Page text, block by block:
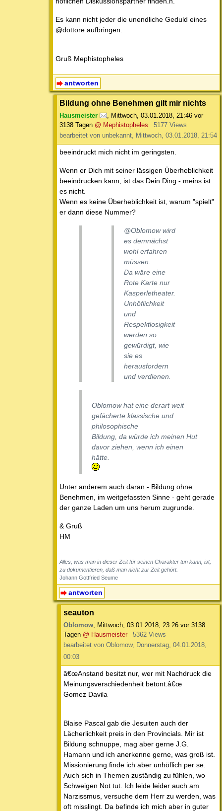
Es kann nicht jeder die unendliche Geduld eines
@dottore aufbringen.
Gruß Mephistopheles
antworten
Bildung ohne Benehmen gilt mir nichts
Hausmeister , Mittwoch, 03.01.2018, 21:46 vor
3138 Tagen @ Mephistopheles
5177 Views
bearbeitet von unbekannt, Mittwoch, 03.01.2018, 21:54
beeindruckt mich nicht im geringsten.
Wenn er Dich mit seiner lässigen Überheblichkeit
beeindrucken kann, ist das Dein Ding - meins ist
es nicht.
Wenn es keine Überheblichkeit ist, warum "spielt"
er dann diese Nummer?
@Oblomow wird
es demnächst
wohl erfahren
müssen.
Da wäre eine
Rote Karte nur
Kasperletheater.
Unhöflichkeit
und
Respektlosigkeit
werden so
gewürdigt, wie
sie es
herausfordern
und verdienen.
Oblomow hat eine derart weit
gefächerte klassische und
philosophische
Bildung, da würde ich meinen Hut
davor ziehen, wenn ich einen
hätte.
Unter anderem auch daran - Bildung ohne
Benehmen, im weitgefassten Sinne - geht gerade
der ganze Laden um uns herum zugrunde.
& Gruß
HM
--
Alles, was man in dieser Zeit für seinen Charakter tun kann, ist,
zu dokumentieren, daß man nicht zur Zeit gehört.
Johann Gottfried Seume
antworten
seauton
Oblomow, Mittwoch, 03.01.2018, 23:26 vor 3138
Tagen @ Hausmeister
5362 Views
bearbeitet von Oblomow, Donnerstag, 04.01.2018,
00:03
â€œAnstand besitzt nur, wer mit Nachdruck die
Meinungsverschiedenheit betont.â€œ
Gomez Davila
Blaise Pascal gab die Jesuiten auch der
Lächerlichkeit preis in den Provincials. Mir ist
Bildung schnuppe, mag aber gerne J.G.
Hamann und ich anerkenne gerne, was groß ist.
Missionierung finde ich aber unhöflich per se.
Auch sich in Themen zuständig zu fühlen, wo
Schweigen Not tut. Ich leide leider auch am
Narzissmus, versuche dem Herr zu werden, was
oft misslingt. Da befinde ich mich aber in guter